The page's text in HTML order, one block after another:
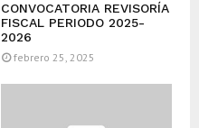
CONVOCATORIA REVISORÍA
FISCAL PERIODO 2025-
2026
febrero 25, 2025